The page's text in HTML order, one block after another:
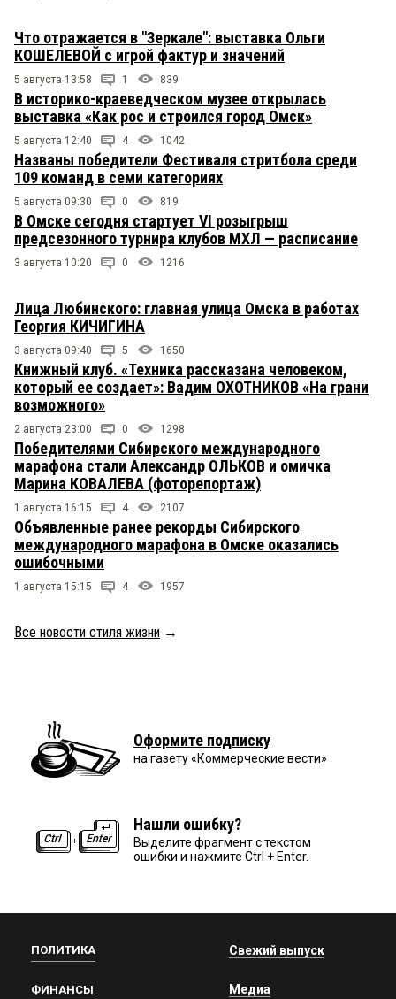
Что отражается в "Зеркале": выставка Ольги
КОШЕЛЕВОЙ с игрой фактур и значений
5 августа 13:58 1 839
В историко-краеведческом музее открылась
выставка «Как рос и строился город Омск»
5 августа 12:40 4 1042
Названы победители Фестиваля стритбола среди
109 команд в семи категориях
5 августа 09:30 0 819
В Омске сегодня стартует VI розыгрыш
предсезонного турнира клубов МХЛ — расписание
3 августа 10:20 0 1216
Лица Любинского: главная улица Омска в работах
Георгия КИЧИГИНА
3 августа 09:40 5 1650
Книжный клуб. «Техника рассказана человеком,
который ее создает»: Вадим ОХОТНИКОВ «На грани
возможного»
2 августа 23:00 0 1298
Победителями Сибирского международного
марафона стали Александр ОЛЬКОВ и омичка
Марина КОВАЛЕВА (фоторепортаж)
1 августа 16:15 4 2107
Объявленные ранее рекорды Сибирского
международного марафона в Омске оказались
ошибочными
1 августа 15:15 4 1957
Все новости стиля жизни →
Оформите подписку
на газету «Коммерческие вести»
Нашли ошибку?
Выделите фрагмент с текстом
ошибки и нажмите Ctrl + Enter.
ПОЛИТИКА
ФИНАНСЫ
Свежий выпуск
Медиа